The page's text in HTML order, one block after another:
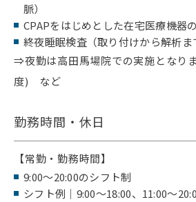
脈）
CPAPをはじめとした在宅医療機器
終夜睡眠検査（取り付けから解析ま
⇒夜勤は高田馬場院での実施となり
度) など
勤務時間・休日
【常勤・勤務時間】
9:00～20:00のシフト制
シフト例｜9:00～18:00、11:00～